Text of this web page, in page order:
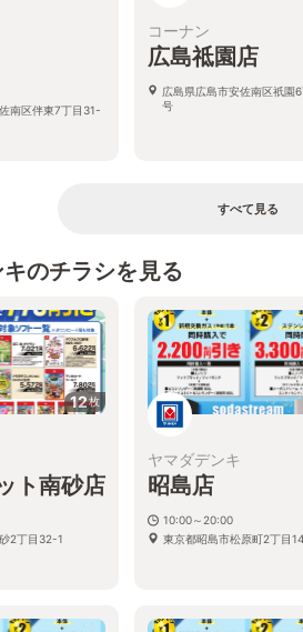
南区伴東7丁目31-
コーナン
広島祗園店
広島県広島市安佐南区祇園6
号
すべて見る
のチラシを見る
12枚
ト南砂店
2丁目32-1
ヤマダデンキ
昭島店
10:00～20:00
東京都昭島市松原町2丁目